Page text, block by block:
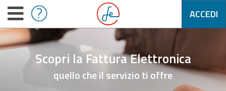
ACCEDI
Scopri la Fattura Elettronica
quello che il servizio ti offre